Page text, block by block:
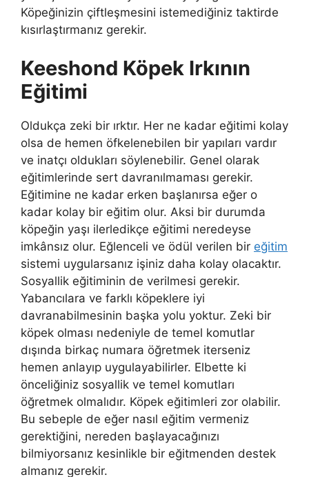
Köpeğinizin çiftleşmesini istemediğiniz taktirde
kısırlaştırmanız gerekir.
Keeshond Köpek Irkının
Eğitimi
Oldukça zeki bir ırktır. Her ne kadar eğitimi kolay
olsa de hemen öfkelenebilen bir yapıları vardır
ve inatçı oldukları söylenebilir. Genel olarak
eğitimlerinde sert davranılmaması gerekir.
Eğitimine ne kadar erken başlanırsa eğer o
kadar kolay bir eğitim olur. Aksi bir durumda
köpeğin yaşı ilerledikçe eğitimi neredeyse
imkânsız olur. Eğlenceli ve ödül verilen bir eğitim
sistemi uygularsanız işiniz daha kolay olacaktır.
Sosyallik eğitiminin de verilmesi gerekir.
Yabancılara ve farklı köpeklere iyi
davranabilmesinin başka yolu yoktur. Zeki bir
köpek olması nedeniyle de temel komutlar
dışında birkaç numara öğretmek iterseniz
hemen anlayıp uygulayabilirler. Elbette ki
önceliğiniz sosyallik ve temel komutları
öğretmek olmalıdır. Köpek eğitimleri zor olabilir.
Bu sebeple de eğer nasıl eğitim vermeniz
gerektiğini, nereden başlayacağınızı
bilmiyorsanız kesinlikle bir eğitmenden destek
almanız gerekir.